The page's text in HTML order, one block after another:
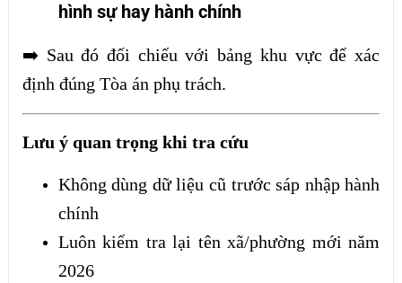
hình sự hay hành chính
➡️ Sau đó đối chiếu với bảng khu vực để xác
định đúng Tòa án phụ trách.
Lưu ý quan trọng khi tra cứu
Không dùng dữ liệu cũ trước sáp nhập hành
chính
Luôn kiểm tra lại tên xã/phường mới năm
2026